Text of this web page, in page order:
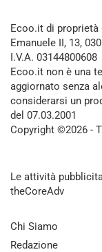
Ecoo.it di proprietà
Emanuele II, 13,
I.V.A. 03144800608
Ecoo.it non è una
aggiornato senza
considerarsi un
del 07.03.2001
Copyright ©2026 -
Le attività
theCoreAdv
Chi Siamo
Redazione